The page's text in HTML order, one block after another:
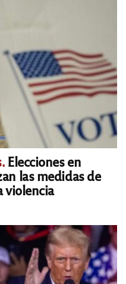
Elecciones en
las medidas de
violencia